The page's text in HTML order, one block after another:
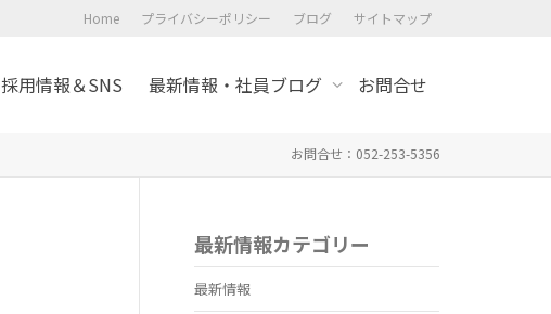
Home プライバシーポリシー ブログ サイトマップ
採用情報＆SNS 最新情報・社員ブログ お問合せ
お問合せ：052-253-5356
最新情報カテゴリー
最新情報